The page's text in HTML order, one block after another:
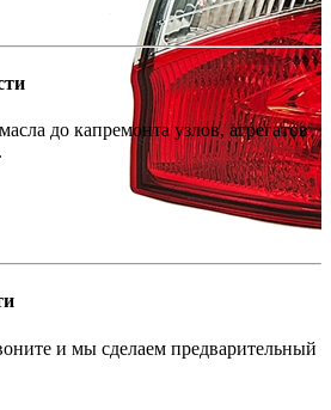
до капремонта узлов, агрегатов
и мы сделаем предварительный